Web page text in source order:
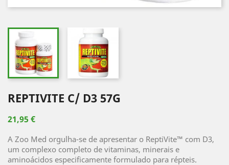
REPTIVITE C/ D3 57G
21,95 €
A Zoo Med orgulha-se de apresentar o ReptiVite™ com D3,
um complexo completo de vitaminas, minerais e
aminoácidos especificamente formulado para répteis.